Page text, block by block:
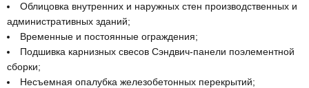
Облицовка внутренних и наружных стен производственных и
административных зданий;
Временные и постоянные ограждения;
Подшивка карнизных свесов Сэндвич-панели поэлементной
сборки;
Несъемная опалубка железобетонных перекрытий;